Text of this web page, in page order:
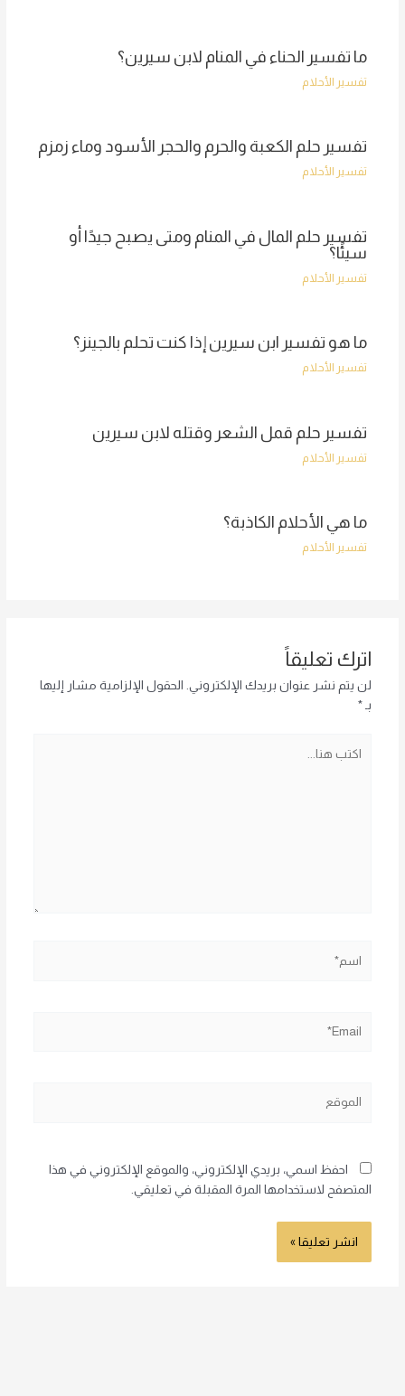
ما تفسير الحناء في المنام لابن سيرين؟
تفسير الأحلام
تفسير حلم الكعبة والحرم والحجر الأسود وماء زمزم
تفسير الأحلام
تفسير حلم المال في المنام ومتى يصبح جيدًا أو
سيئًا؟
تفسير الأحلام
ما هو تفسير ابن سيرين إذا كنت تحلم بالجينز؟
تفسير الأحلام
تفسير حلم قمل الشعر وقتله لابن سيرين
تفسير الأحلام
ما هي الأحلام الكاذبة؟
تفسير الأحلام
اترك تعليقاً
لن يتم نشر عنوان بريدك الإلكتروني.
الحقول الإلزامية مشار إليها
بـ *
هنا...
احفظ اسمي، بريدي الإلكتروني، والموقع الإلكتروني في هذا
المتصفح لاستخدامها المرة المقبلة في تعليقي.